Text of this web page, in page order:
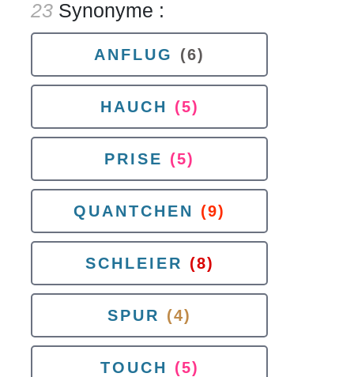
23 Synonyme :
ANFLUG (6)
HAUCH (5)
PRISE (5)
QUANTCHEN (9)
SCHLEIER (8)
SPUR (4)
TOUCH (5)